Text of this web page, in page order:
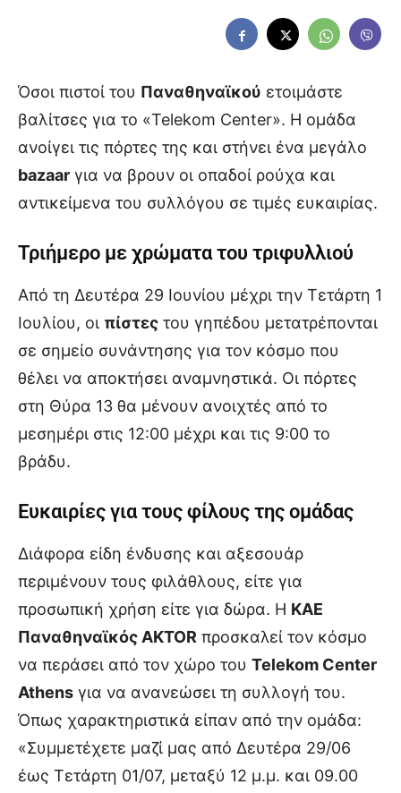
Όσοι πιστοί του Παναθηναϊκού ετοιμάστε
βαλίτσες για το «Telekom Center». Η ομάδα
ανοίγει τις πόρτες της και στήνει ένα μεγάλο
bazaar για να βρουν οι οπαδοί ρούχα και
αντικείμενα του συλλόγου σε τιμές ευκαιρίας.
Τριήμερο με χρώματα του τριφυλλιού
Από τη Δευτέρα 29 Ιουνίου μέχρι την Τετάρτη 1
Ιουλίου, οι πίστες του γηπέδου μετατρέπονται
σε σημείο συνάντησης για τον κόσμο που
θέλει να αποκτήσει αναμνηστικά. Οι πόρτες
στη Θύρα 13 θα μένουν ανοιχτές από το
μεσημέρι στις 12:00 μέχρι και τις 9:00 το
βράδυ.
Ευκαιρίες για τους φίλους της ομάδας
Διάφορα είδη ένδυσης και αξεσουάρ
περιμένουν τους φιλάθλους, είτε για
προσωπική χρήση είτε για δώρα. Η ΚΑΕ
Παναθηναϊκός AKTOR προσκαλεί τον κόσμο
να περάσει από τον χώρο του Telekom Center
Athens για να ανανεώσει τη συλλογή του.
Όπως χαρακτηριστικά είπαν από την ομάδα:
«Συμμετέχετε μαζί μας από Δευτέρα 29/06
έως Τετάρτη 01/07, μεταξύ 12 μ.μ. και 09.00